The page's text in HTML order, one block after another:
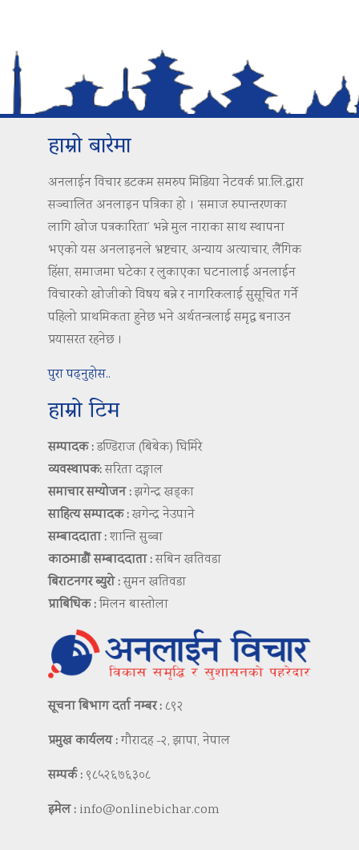
हाम्रो बारेमा
अनलाईन विचार डटकम समरुप मिडिया नेटवर्क प्रा.लि.द्वारा
सञ्चालित अनलाइन पत्रिका हो । ‘समाज रुपान्तरणका
लागि खोज पत्रकारिता’ भन्ने मुल नाराका साथ स्थापना
भएको यस अनलाइनले भ्रष्टचार, अन्याय अत्याचार, लैंगिक
हिंसा, समाजमा घटेका र लुकाएका घटनालाई अनलाईन
विचारको खोजीको विषय बन्ने र नागरिकलाई सुसूचित गर्ने
पहिलो प्राथमिकता हुनेछ भने अर्थतन्त्रलाई समृद्ध बनाउन
प्रयासरत रहनेछ ।
पुरा पढ्नुहोस..
हाम्रो टिम
सम्पादक :डण्डिराज (बिबेक) घिमिरे
व्यवस्थापक:सरिता दङ्गाल
समाचार सम्योजन :झगेन्द्र खड्का
साहित्य सम्पादक :खगेन्द्र नेउपाने
सम्बाददाता :शान्ति सुब्बा
काठमाडौं सम्बाददाता :सबिन खतिवडा
बिराटनगर ब्युरो :सुमन खतिवडा
प्राबिधिक :मिलन बास्तोला
सूचना बिभाग दर्ता नम्बर : ८९२
प्रमुख कार्यलय :गौरादह -२, झापा, नेपाल
सम्पर्क : ९८५२६७६३०८
इमेल : info@onlinebichar.com